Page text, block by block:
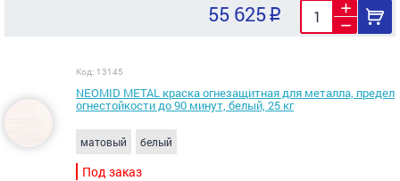
55 625
Код: 13145
NEOMID METAL краска огнезащитная для металла, предел
огнестойкости до 90 минут, белый, 25 кг
матовый белый
Под заказ